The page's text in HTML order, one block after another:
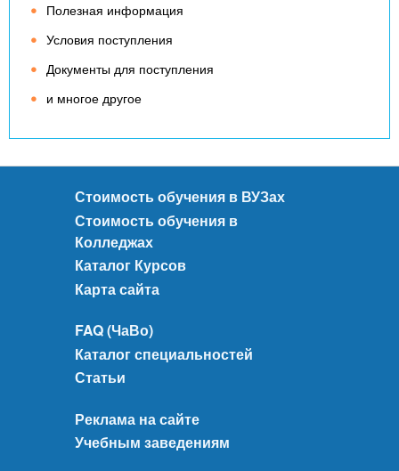
Полезная информация
Условия поступления
Документы для поступления
и многое другое
Стоимость обучения в ВУЗах
Стоимость обучения в
Колледжах
Каталог Курсов
Карта сайта
FAQ (ЧаВо)
Каталог специальностей
Статьи
Реклама на сайте
Учебным заведениям